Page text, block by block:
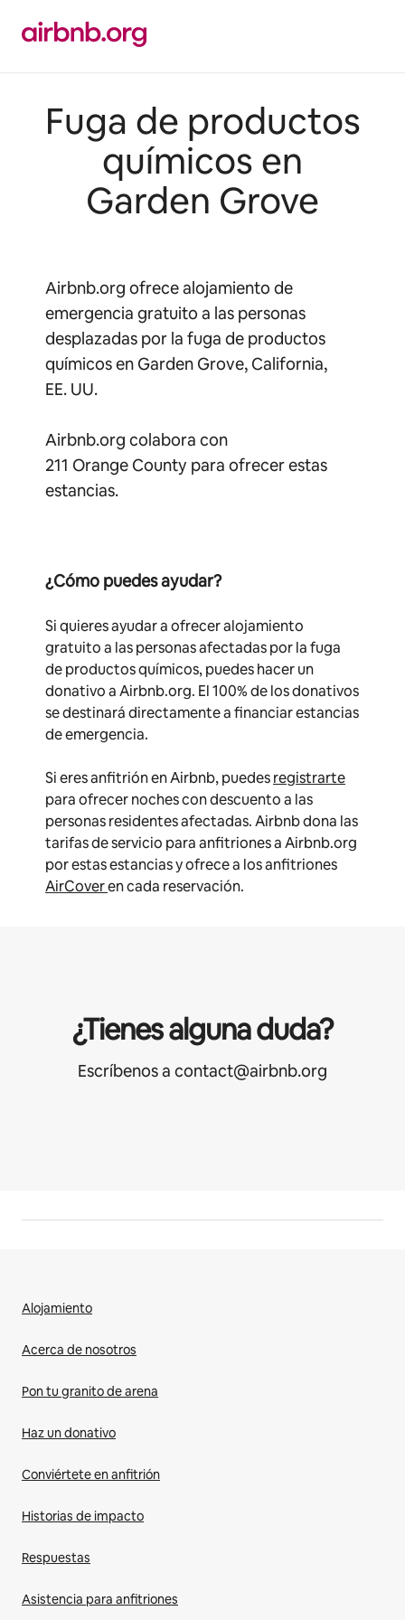
contenido
Fuga de productos
químicos en
Garden Grove
Airbnb.org ofrece alojamiento de
emergencia gratuito a las personas
desplazadas por la fuga de productos
químicos en Garden Grove, California,
EE. UU.
Airbnb.org colabora con
211 Orange County para ofrecer estas
estancias.
¿Cómo puedes ayudar?
Si quieres ayudar a ofrecer alojamiento
gratuito a las personas afectadas por la fuga
de productos químicos, puedes hacer un
donativo a Airbnb.org. El 100% de los donativos
se destinará directamente a financiar estancias
de emergencia.
Si eres anfitrión en Airbnb, puedesregistrarte
para ofrecer noches con descuento a las
personas residentes afectadas. Airbnb dona las
tarifas de servicio para anfitriones a Airbnb.org
por estas estancias y ofrece a los anfitriones
AirCoveren cada reservación.
¿Tienes alguna duda?
Escríbenos a contact@airbnb.org
Alojamiento
Acerca de nosotros
Pon tu granito de arena
Haz un donativo
Conviértete en anfitrión
Historias de impacto
Respuestas
Asistencia para anfitriones